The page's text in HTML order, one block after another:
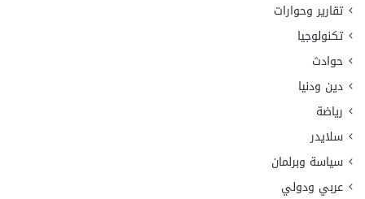
تقارير وحوارات
تكنولوجيا
حوادث
دين ودنيا
رياضة
سلايدر
سياسة وبرلمان
عربي ودولي